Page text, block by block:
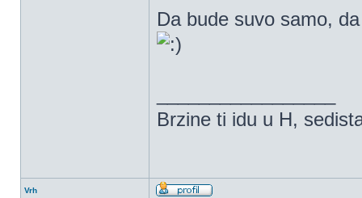
Da bude suvo samo,
Brzine ti idu u H,
Vrh